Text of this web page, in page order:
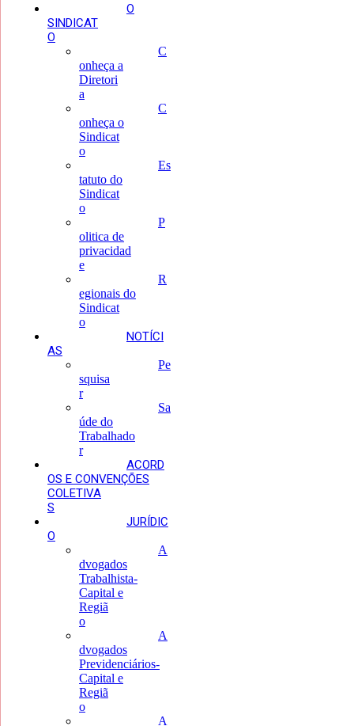
O
SINDICAT
O
C
onheça a
Diretori
a
C
onheça o
Sindicat
o
Es
tatuto do
Sindicat
o
P
olitica de
privacidad
e
R
egionais do
Sindicat
o
NOTÍCI
AS
Pe
squisa
r
Sa
úde do
Trabalhado
r
ACORD
OS E CONVENÇÕES
COLETIVA
S
JURÍDIC
O
A
dvogados
Trabalhista-
Capital e
Regiã
o
A
dvogados
Previdenciários-
Capital e
Regiã
o
A